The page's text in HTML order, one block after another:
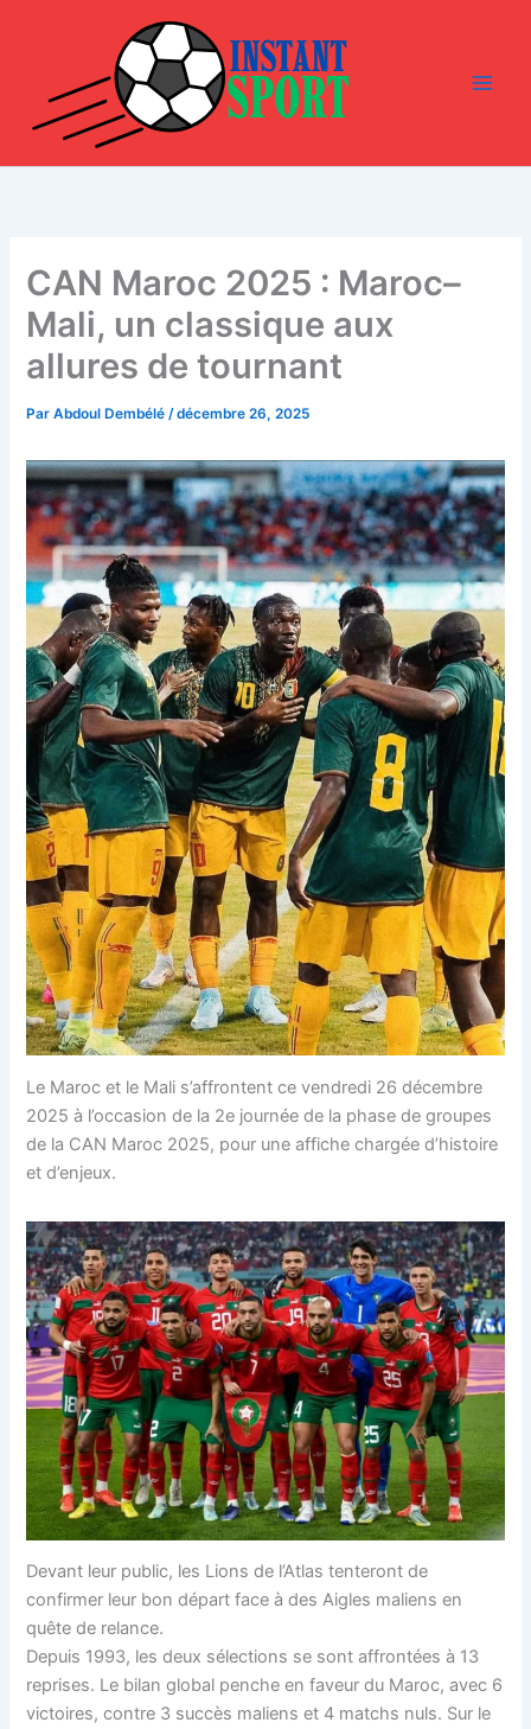
CAN Maroc 2025 : Maroc–
Mali, un classique aux
allures de tournant
ParAbdoul Dembélé/décembre 26, 2025
Le Maroc et le Mali s’affrontent ce vendredi 26 décembre
2025 à l’occasion de la 2e journée de la phase de groupes
de la CAN Maroc 2025, pour une affiche chargée d’histoire
et d’enjeux.
Devant leur public, les Lions de l’Atlas tenteront de
confirmer leur bon départ face à des Aigles maliens en
quête de relance.
Depuis 1993, les deux sélections se sont affrontées à 13
reprises. Le bilan global penche en faveur du Maroc, avec 6
victoires, contre 3 succès maliens et 4 matchs nuls. Sur le